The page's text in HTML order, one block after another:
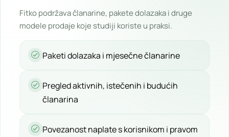
Fitko podržava članarine, pakete dolazaka i druge
modele prodaje koje studiji koriste u praksi.
Paketi dolazaka i mjesečne članarine
Pregled aktivnih, istečenih i budućih
članarina
Povezanost naplate s korisnikom i pravom